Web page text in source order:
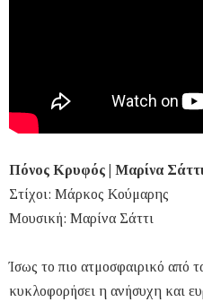
Πόνος Κρυφός | Μαρίνα Σάττι
Στίχοι: Μάρκος Κούμαρης
Μουσική: Μαρίνα Σάττι
Ίσως το πιο ατμοσφαιρικό από
κυκλοφορήσει η ανήσυχη και